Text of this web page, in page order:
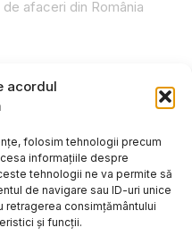
acordul
folosim tehnologii precum
informațiile despre
tehnologii ne va permite să
de navigare sau ID-uri unice
retragerea consimțământului
și funcții.
afaceri din România